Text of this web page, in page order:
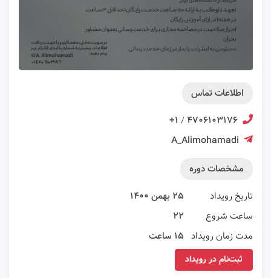
اطلاعات تماس
۴۷۰۶۱۰۳۱۷۶ / ۱+
A_Alimohamadi
مشخصات دوره
تاریخ رویداد
۲۵ بهمن ۱۴۰۰
ساعت شروع
۲۲
مدت زمان رویداد ۱۵ ساعت
ثبت‌نام در رویداد